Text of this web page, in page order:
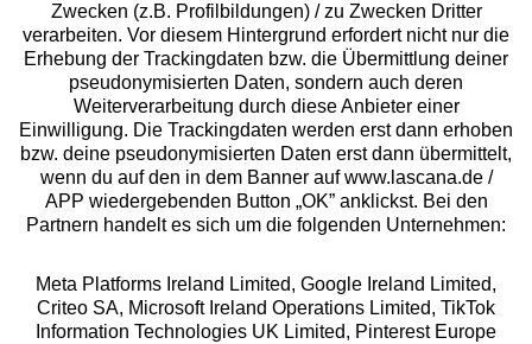
Beratung
Über uns
Rechtliches
Alle Preise inkl. MwSt., zzgl.
Versandkosten
** Bonität vorausgesetzt, berechtigt zur Bonitätsprüfung
Zwecken (z.B. Profilbildungen) / zu Zwecken Dritter
verarbeiten. Vor diesem Hintergrund erfordert nicht nur die
Erhebung der Trackingdaten bzw. die Übermittlung deiner
pseudonymisierten Daten, sondern auch deren
Weiterverarbeitung durch diese Anbieter einer
Einwilligung. Die Trackingdaten werden erst dann erhoben
bzw. deine pseudonymisierten Daten erst dann übermittelt,
wenn du auf den in dem Banner auf www.lascana.de /
APP wiedergebenden Button „OK” anklickst. Bei den
Partnern handelt es sich um die folgenden Unternehmen:
Meta Platforms Ireland Limited, Google Ireland Limited,
Criteo SA, Microsoft Ireland Operations Limited, TikTok
Information Technologies UK Limited, Pinterest Europe